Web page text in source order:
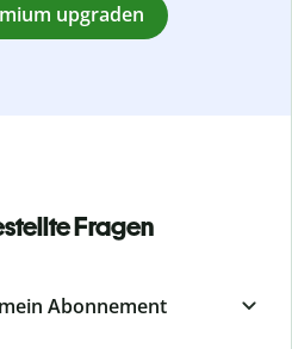
upgraden
Fragen
Abonnement